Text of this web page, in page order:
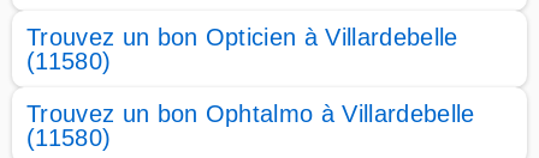
Trouvez un bon Opticien à Villardebelle
(11580)
Trouvez un bon Ophtalmo à Villardebelle
(11580)